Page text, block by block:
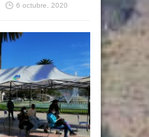
6 octubre, 2020